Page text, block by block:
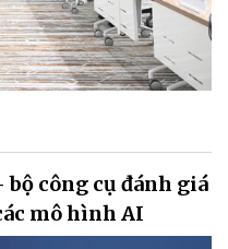
công cụ đánh giá
mô hình AI